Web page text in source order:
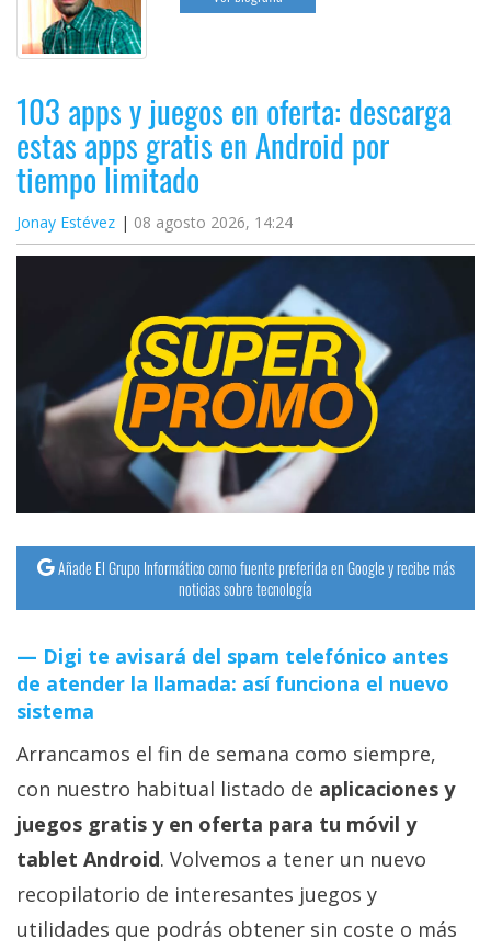
103 apps y juegos en oferta: descarga
estas apps gratis en Android por
tiempo limitado
Jonay Estévez 08 agosto 2026, 14:24
Añade El Grupo Informático como fuente preferida en Google y recibe más
noticias sobre tecnología
Digi te avisará del spam telefónico antes
de atender la llamada: así funciona el nuevo
sistema
Arrancamos el fin de semana como siempre,
con nuestro habitual listado de aplicaciones y
juegos gratis y en oferta para tu móvil y
tablet Android. Volvemos a tener un nuevo
recopilatorio de interesantes juegos y
utilidades que podrás obtener sin coste o más